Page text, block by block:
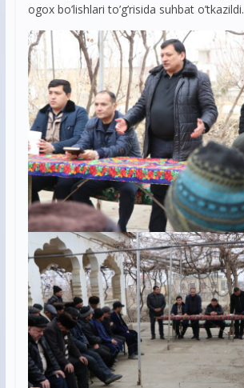
ogox bo’lishlari to’g’risida suhbat o’tkazildi.